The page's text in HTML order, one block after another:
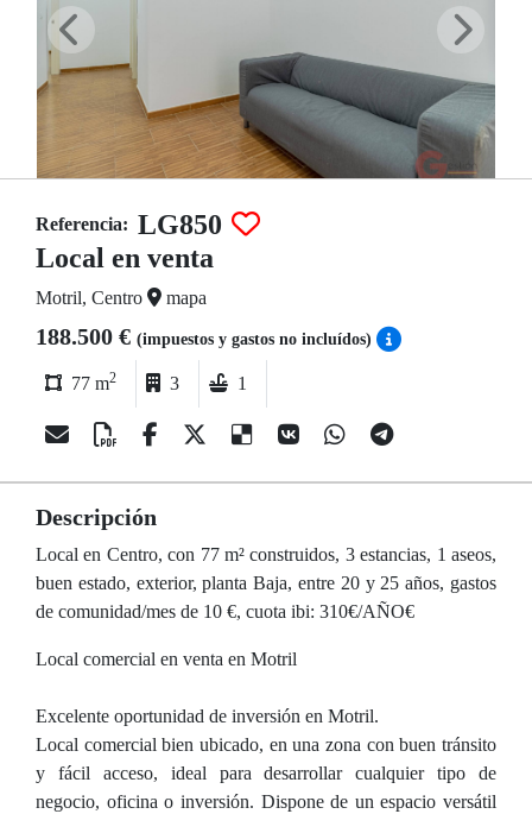
Referencia: LG850
Local en venta
Motril, Centro mapa
188.500 € (impuestos y gastos no incluídos)
77 m2 3 1
Descripción
Local en Centro, con 77 m² construidos, 3 estancias, 1 aseos,
buen estado, exterior, planta Baja, entre 20 y 25 años, gastos
de comunidad/mes de 10 €, cuota ibi: 310€/AÑO€
Local comercial en venta en Motril
Excelente oportunidad de inversión en Motril.
Local comercial bien ubicado, en una zona con buen tránsito
y fácil acceso, ideal para desarrollar cualquier tipo de
negocio, oficina o inversión. Dispone de un espacio versátil